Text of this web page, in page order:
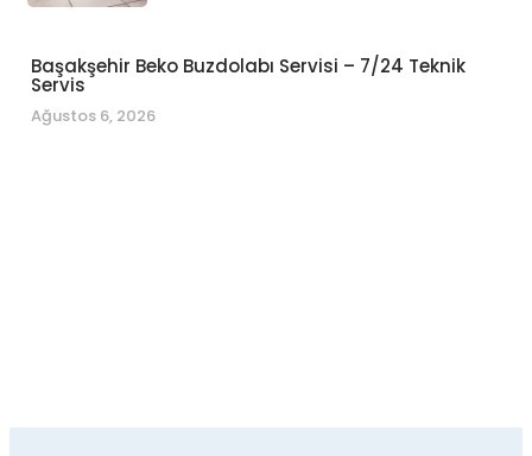
Başakşehir Beko Buzdolabı Servisi – 7/24 Teknik
Servis
Ağustos 6, 2026